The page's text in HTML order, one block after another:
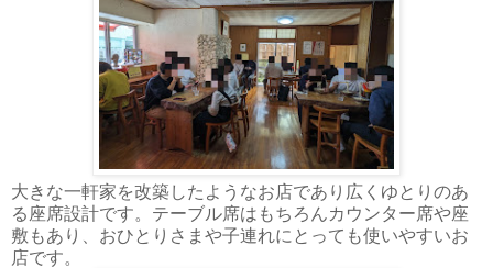
大きな一軒家を改築したようなお店であり広くゆとりのあ
る座席設計です。テーブル席はもちろんカウンター席や座
敷もあり、おひとりさまや子連れにとっても使いやすいお
店です。